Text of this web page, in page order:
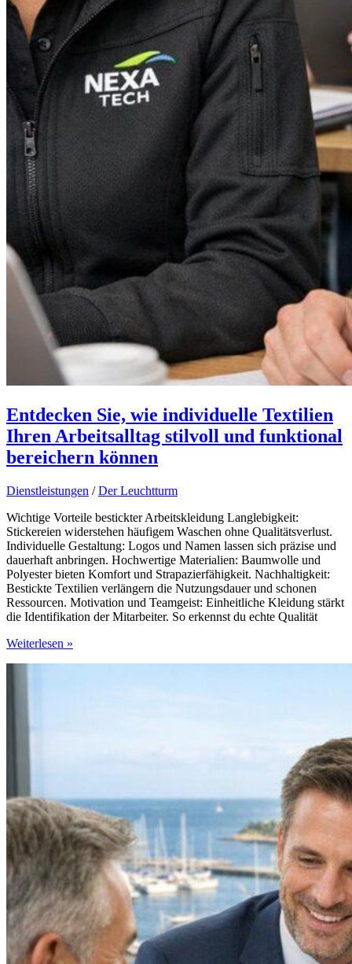
Entdecken Sie, wie individuelle Textilien
Ihren Arbeitsalltag stilvoll und funktional
bereichern können
Dienstleistungen /Der Leuchtturm
Wichtige Vorteile bestickter Arbeitskleidung Langlebigkeit:
Stickereien widerstehen häufigem Waschen ohne Qualitätsverlust.
Individuelle Gestaltung: Logos und Namen lassen sich präzise und
dauerhaft anbringen. Hochwertige Materialien: Baumwolle und
Polyester bieten Komfort und Strapazierfähigkeit. Nachhaltigkeit:
Bestickte Textilien verlängern die Nutzungsdauer und schonen
Ressourcen. Motivation und Teamgeist: Einheitliche Kleidung stärkt
die Identifikation der Mitarbeiter. So erkennst du echte Qualität
Entdecken
können
Weiterlesen »